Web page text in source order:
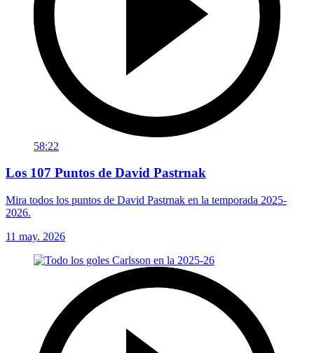
58:22
Los 107 Puntos de David Pastrnak
Mira todos los puntos de David Pastrnak en la temporada 2025-
2026.
11 may. 2026